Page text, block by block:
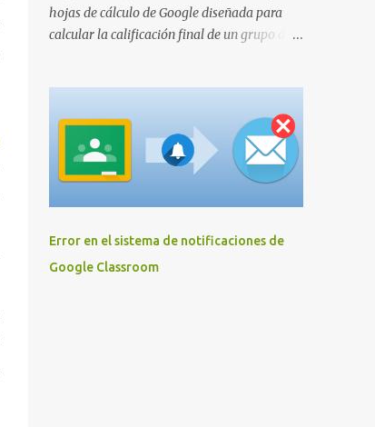
hojas de cálculo de Google diseñada para
calcular la calificación final de un grupo de
Error en el sistema de notificaciones de
Google Classroom